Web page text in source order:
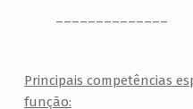
Principais competências
função: